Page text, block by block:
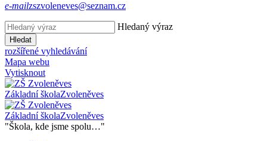
e-mailzszvoleneves@seznam.cz
Hledaný výraz
Hledat
rozšířené vyhledávání
Mapa webu
Vytisknout
Základní školaZvoleněves
Základní školaZvoleněves
"Škola, kde jsme spolu…"